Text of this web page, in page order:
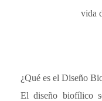
vida
¿Qué es el Diseño
El diseño biofílico